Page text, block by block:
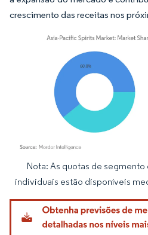
crescimento das receitas nos
Imagem © Mordor Intelligence. O reuso
Nota: As quotas de
individuais estão disponíveis